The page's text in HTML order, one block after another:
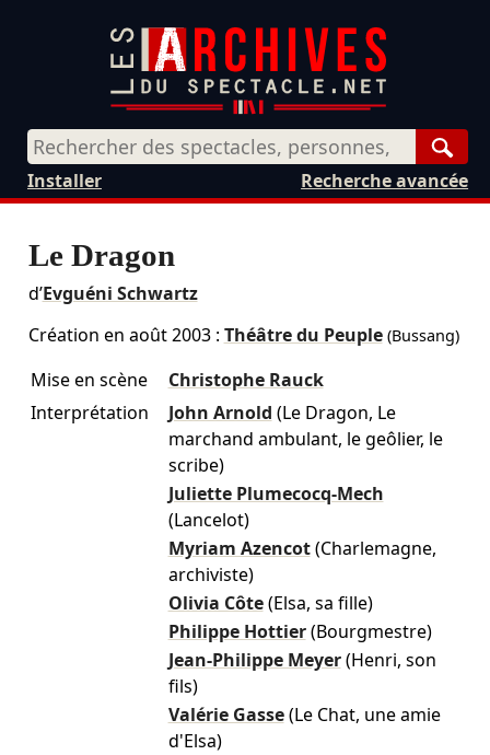
Recherche avancée
Installer
Le Dragon
d’Evguéni Schwartz
Création en août 2003: Théâtre du Peuple(Bussang)
Mise en scène
Christophe Rauck
Interprétation
John Arnold (Le Dragon, Le
marchand ambulant, le geôlier, le
scribe)
Juliette Plumecocq-Mech
(Lancelot)
Myriam Azencot (Charlemagne,
archiviste)
Olivia Côte (Elsa, sa fille)
Philippe Hottier (Bourgmestre)
Jean-Philippe Meyer (Henri, son
fils)
Valérie Gasse (Le Chat, une amie
d'Elsa)